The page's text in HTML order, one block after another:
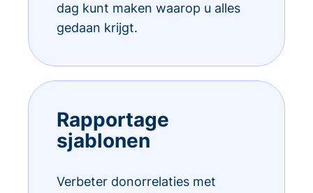
dag kunt maken waarop u alles
gedaan krijgt.
Rapportage
sjablonen
Verbeter donorrelaties met